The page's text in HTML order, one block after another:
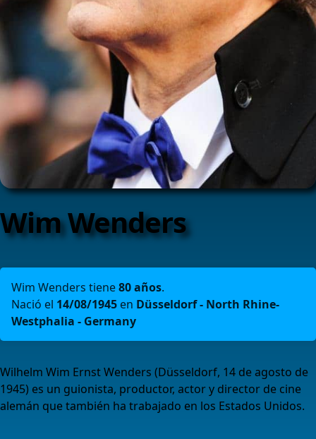
Wim Wenders
Wim Wenders tiene80 años.
Nació el 14/08/1945 en Düsseldorf - North Rhine-
Westphalia - Germany
Wilhelm Wim Ernst Wenders (Düsseldorf, 14 de agosto de
1945) es un guionista, productor, actor y director de cine
alemán que también ha trabajado en los Estados Unidos.